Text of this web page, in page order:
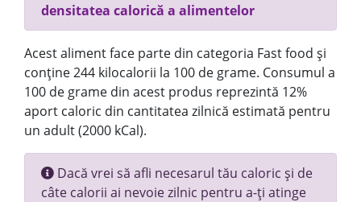
densitatea calorică a alimentelor
Acest aliment face parte din categoria Fast food și
conține 244 kilocalorii la 100 de grame. Consumul a
100 de grame din acest produs reprezintă 12%
aport caloric din cantitatea zilnică estimată pentru
un adult (2000 kCal).
Dacă vrei să afli necesarul tău caloric și de
câte calorii ai nevoie zilnic pentru a-ți atinge